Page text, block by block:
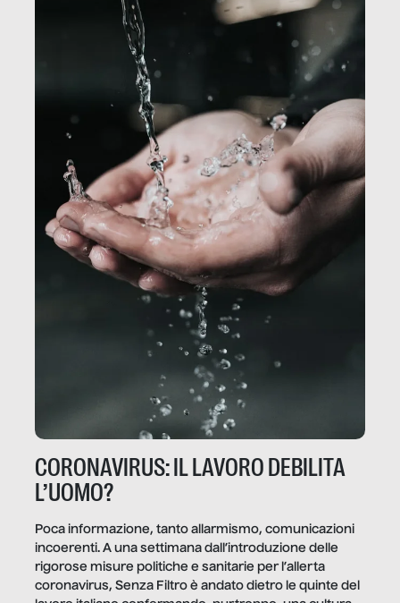
CORONAVIRUS: IL LAVORO DEBILITA
L’UOMO?
Poca informazione, tanto allarmismo, comunicazioni
incoerenti. A una settimana dall’introduzione delle
rigorose misure politiche e sanitarie per l’allerta
coronavirus, Senza Filtro è andato dietro le quinte del